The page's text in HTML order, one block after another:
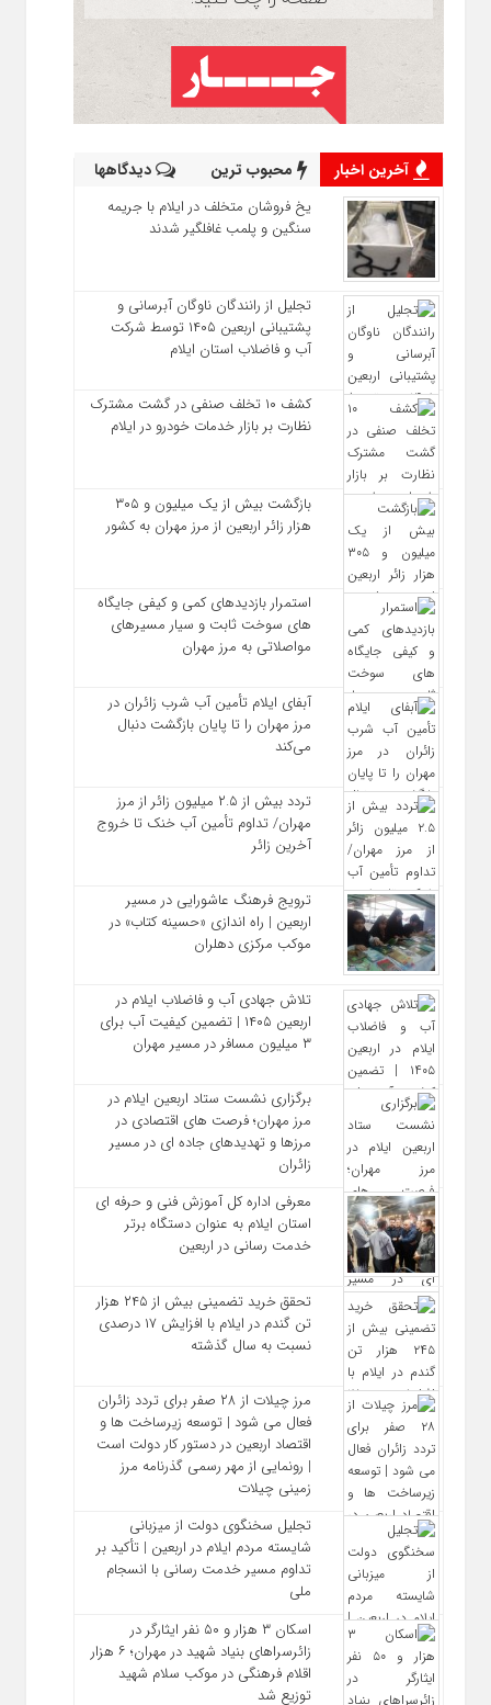
آخرین اخبار محبوب ترین دیدگاهها
یخ‌ فروشان متخلف در ایلام با جریمه
سنگین و پلمب غافلگیر شدند
تجلیل از رانندگان ناوگان آبرسانی و
پشتیبانی اربعین ۱۴۰۵ توسط شرکت
آب و فاضلاب استان ایلام
کشف ۱۰ تخلف صنفی در گشت مشترک
نظارت بر بازار خدمات خودرو در ایلام
بازگشت بیش از یک میلیون و ۳۰۵
هزار زائر اربعین از مرز مهران به کشور
استمرار بازدیدهای کمی و کیفی جایگاه‌
های سوخت ثابت و سیار مسیرهای
مواصلاتی به مرز مهران
آبفای ایلام تأمین آب شرب زائران در
مرز مهران را تا پایان بازگشت دنبال
می‌کند
تردد بیش از ۲.۵ میلیون زائر از مرز
مهران/ تداوم تأمین آب خنک تا خروج
آخرین زائر
ترویج فرهنگ عاشورایی در مسیر
اربعین | راه‌ اندازی «حسینه کتاب» در
موکب مرکزی دهلران
تلاش جهادی آب و فاضلاب ایلام در
اربعین ۱۴۰۵ | تضمین کیفیت آب برای
۳ میلیون مسافر در مسیر مهران
برگزاری نشست ستاد اربعین ایلام در
مرز مهران؛ فرصت‌ های اقتصادی در
مرزها و تهدیدهای جاده‌ ای در مسیر
زائران
معرفی اداره کل آموزش فنی و حرفه‌ ای
استان ایلام به‌ عنوان دستگاه برتر
خدمت‌ رسانی در اربعین
تحقق خرید تضمینی بیش از ۲۴۵ هزار
تن گندم در ایلام با افزایش ۱۷ درصدی
نسبت به سال گذشته
مرز چیلات از ۲۸ صفر برای تردد زائران
فعال می‌ شود | توسعه زیرساخت‌ ها و
اقتصاد اربعین در دستور کار دولت است
| رونمایی از مهر رسمی گذرنامه مرز
زمینی چیلات
تجلیل سخنگوی دولت از میزبانی
شایسته مردم ایلام در اربعین | تأکید بر
تداوم مسیر خدمت‌ رسانی با انسجام
ملی
اسکان ۳ هزار و ۵۰ نفر ایثارگر در
زائرسراهای بنیاد شهید در مهران؛ ۶ هزار
اقلام فرهنگی در موکب سلام شهید
توزیع شد